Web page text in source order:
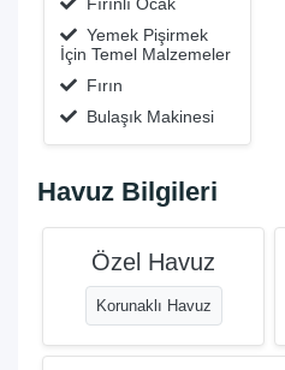
Yemek Pişirmek
İçin Temel Malzemeler
Fırın
Bulaşık Makinesi
Havuz Bilgileri
Özel Havuz
Korunaklı Havuz